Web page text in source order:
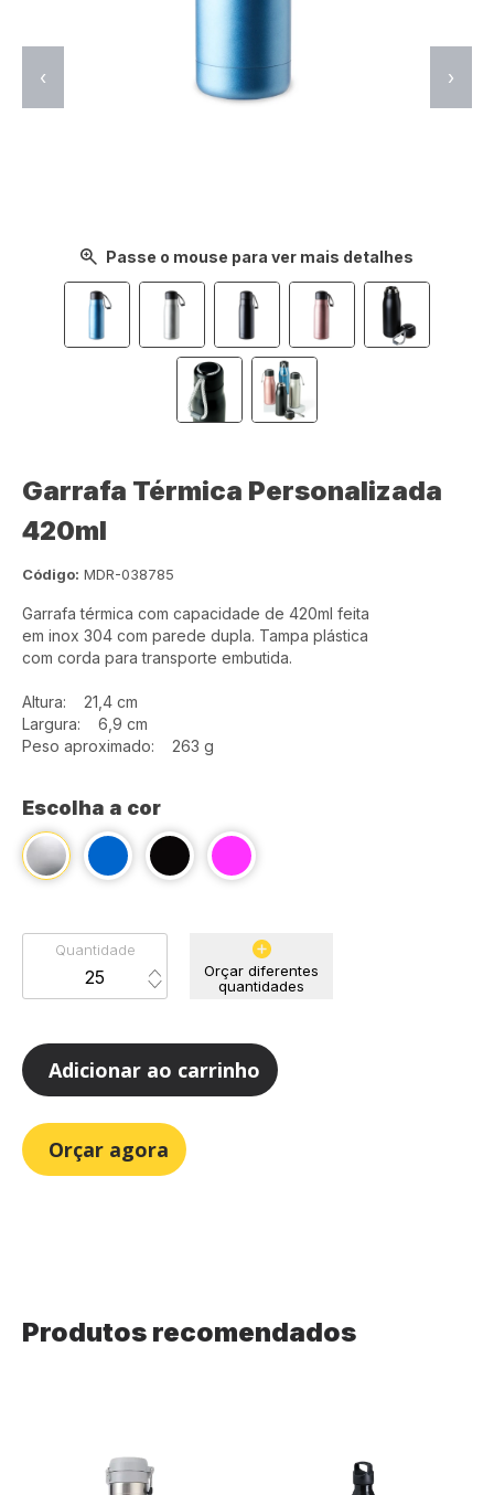
Passe o mouse para ver mais detalhes
‹ ›
Garrafa Térmica Personalizada​
420ml
Código: MDR-038785
Garrafa térmica com capacidade de 420ml feita
em inox 304 com parede dupla. Tampa plástica
com corda para transporte embutida.
Altura: 21,4 cm
Largura: 6,9 cm
Peso aproximado: 263 g
Escolha a cor
Quantidade
Orçar diferentes
quantidades
Adicionar ao carrinho
Orçar agora
Produtos recomendados